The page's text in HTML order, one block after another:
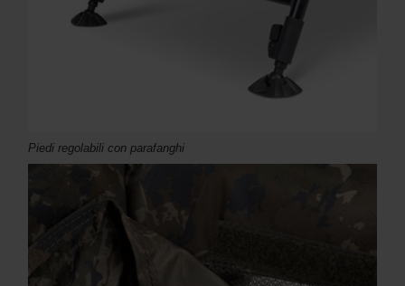
Piedi regolabili con parafanghi